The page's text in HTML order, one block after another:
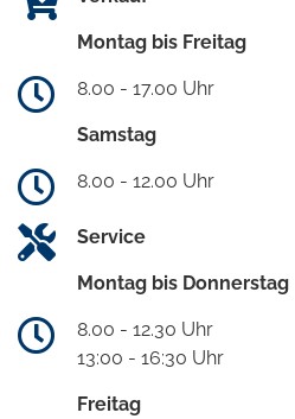
Montag bis Freitag
8.00 - 17.00 Uhr
Samstag
8.00 - 12.00 Uhr
Service
Montag bis Donnerstag
8.00 - 12.30 Uhr
13:00 - 16:30 Uhr
Freitag